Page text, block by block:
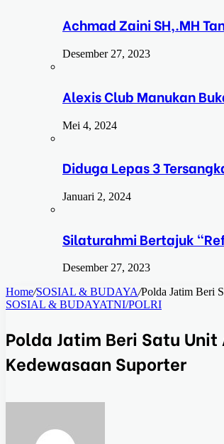
Achmad Zaini SH,.MH
Desember 27, 2023
Alexis Club Manukan
Mei 4, 2024
Diduga Lepas 3
Januari 2, 2024
Silaturahmi Bertajuk
Desember 27, 2023
Home/SOSIAL & BUDAYA/Polda Jatim Beri
SOSIAL & BUDAYATNI/POLRI
Polda Jatim Beri Satu
Kedewasaan Suporter